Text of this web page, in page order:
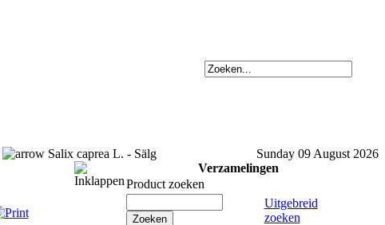
Salix caprea L. - Sälg
Sunday 09 August 2026
Verzamelingen
Product zoeken
Uitgebreid
zoeken